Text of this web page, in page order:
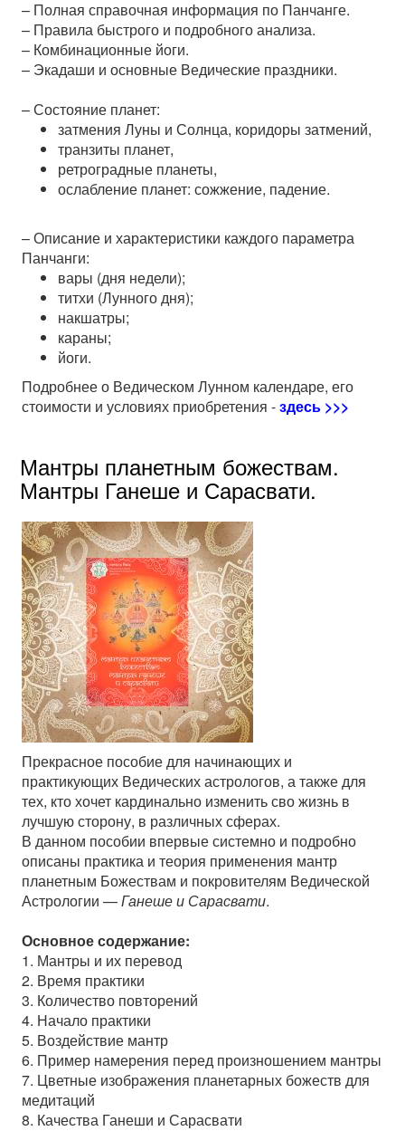
– Полная справочная информация по Панчанге.
– Правила быстрого и подробного анализа.
– Комбинационные йоги.
– Экадаши и основные Ведические праздники.
–Состояние планет:
затмения Луны и Солнца, коридоры затмений,
транзиты планет,
ретроградные планеты,
ослабление планет: сожжение, падение.
–Описание и характеристики каждого параметра
Панчанги:
вары (дня недели);
титхи (Лунного дня);
накшатры;
караны;
йоги.
Подробнее о Ведическом Лунном календаре, его
стоимости и условиях приобретения -здесь >>>
Мантры планетным божествам.
Мантры Ганеше и Сарасвати.
Прекрасное пособие для начинающих и
практикующих Ведических астрологов, а также для
тех, кто хочет кардинально изменить сво жизнь в
лучшую сторону, в различных сферах.
В данном пособии впервые системно и подробно
описаны практика и теория применения мантр
планетным Божествам и покровителям Ведической
Астрологии —Ганеше и Сарасвати.
Основное содержание:
1. Мантры и их перевод
2. Время практики
3. Количество повторений
4. Начало практики
5. Воздействие мантр
6. Пример намерения перед произношением мантры
7. Цветные изображения планетарных божеств для
медитаций
8. Качества Ганеши и Сарасвати